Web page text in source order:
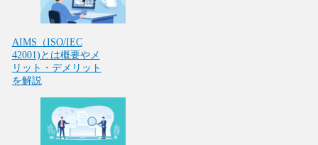
AIMS（ISO/IEC
42001)とは概要やメ
リット・デメリット
を解説